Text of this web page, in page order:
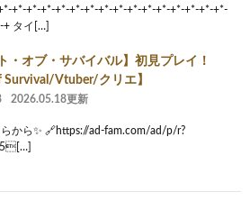
+*-+*-+*-+*-+*-+*-+*-+*-+*-+*-+*-+*-+*-+*-+*-
+ タイ[…]
・オブ・サバイバル】初見プレイ！
Survival/Vtuber/クリエ】
2026.05.18更新
らから✨ 🔗https://ad-fam.com/ad/p/r?